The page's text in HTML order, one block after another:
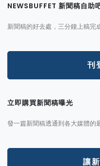
NEWSBUFFET 新聞稿自助
新聞稿的好去處，三分鐘上稿完
刊
立即購買新聞稿曝光
發一篇新聞稿透通到各大媒體的
讓